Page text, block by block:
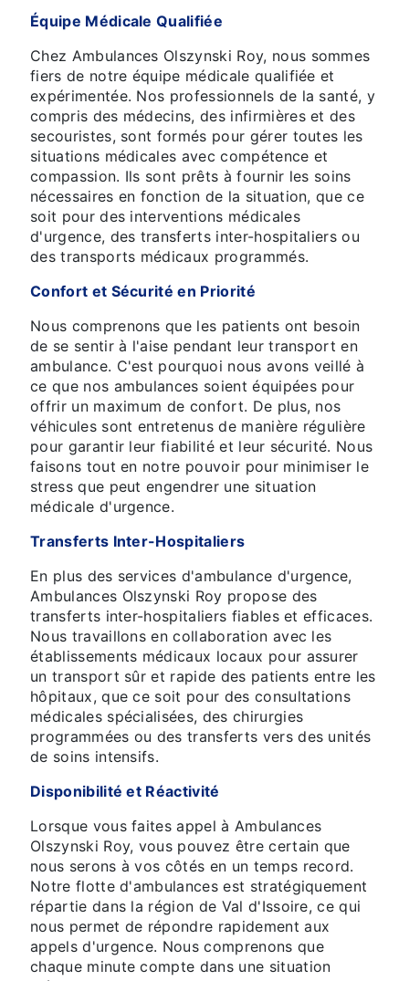
Équipe Médicale Qualifiée
Chez Ambulances Olszynski Roy, nous sommes
fiers de notre équipe médicale qualifiée et
expérimentée. Nos professionnels de la santé, y
compris des médecins, des infirmières et des
secouristes, sont formés pour gérer toutes les
situations médicales avec compétence et
compassion. Ils sont prêts à fournir les soins
nécessaires en fonction de la situation, que ce
soit pour des interventions médicales
d'urgence, des transferts inter-hospitaliers ou
des transports médicaux programmés.
Confort et Sécurité en Priorité
Nous comprenons que les patients ont besoin
de se sentir à l'aise pendant leur transport en
ambulance. C'est pourquoi nous avons veillé à
ce que nos ambulances soient équipées pour
offrir un maximum de confort. De plus, nos
véhicules sont entretenus de manière régulière
pour garantir leur fiabilité et leur sécurité. Nous
faisons tout en notre pouvoir pour minimiser le
stress que peut engendrer une situation
médicale d'urgence.
Transferts Inter-Hospitaliers
En plus des services d'ambulance d'urgence,
Ambulances Olszynski Roy propose des
transferts inter-hospitaliers fiables et efficaces.
Nous travaillons en collaboration avec les
établissements médicaux locaux pour assurer
un transport sûr et rapide des patients entre les
hôpitaux, que ce soit pour des consultations
médicales spécialisées, des chirurgies
programmées ou des transferts vers des unités
de soins intensifs.
Disponibilité et Réactivité
Lorsque vous faites appel à Ambulances
Olszynski Roy, vous pouvez être certain que
nous serons à vos côtés en un temps record.
Notre flotte d'ambulances est stratégiquement
répartie dans la région de Val d'Issoire, ce qui
nous permet de répondre rapidement aux
appels d'urgence. Nous comprenons que
chaque minute compte dans une situation